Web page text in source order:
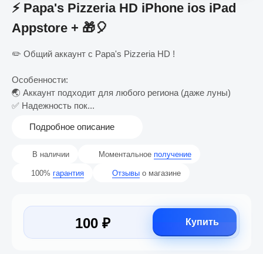
⚡️ Papa's Pizzeria HD iPhone ios iPad
Appstore + 🎁🎈
✏️ Общий аккаунт с Papa's Pizzeria HD !
Особенности:
🌏 Аккаунт подходит для любого региона (даже луны)
✅ Надежность пок...
Подробное описание
В наличии Моментальное получение
100% гарантия Отзывы о магазине
100 ₽ Купить